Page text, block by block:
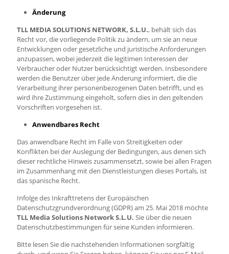
Änderung
TLL MEDIA SOLUTIONS NETWORK, S.L.U., behält sich das
Recht vor, die vorliegende Politik zu ändern, um sie an neue
Entwicklungen oder gesetzliche und juristische Anforderungen
anzupassen, wobei jederzeit die legitimen Interessen der
Verbraucher oder Nutzer berücksichtigt werden. Insbesondere
werden die Benutzer über jede Änderung informiert, die die
Verarbeitung ihrer personenbezogenen Daten betrifft, und es
wird ihre Zustimmung eingeholt, sofern dies in den geltenden
Vorschriften vorgesehen ist.
Anwendbares Recht
Das anwendbare Recht im Falle von Streitigkeiten oder
Konflikten bei der Auslegung der Bedingungen, aus denen sich
dieser rechtliche Hinweis zusammensetzt, sowie bei allen Fragen
im Zusammenhang mit den Dienstleistungen dieses Portals, ist
das spanische Recht.
Infolge des Inkrafttretens der Europäischen
Datenschutzgrundverordnung (GDPR) am 25. Mai 2018 möchte
TLL Media Solutions Network S.L.U. Sie über die neuen
Datenschutzbestimmungen für seine Kunden informieren.
Bitte lesen Sie die nachstehenden Informationen sorgfältig